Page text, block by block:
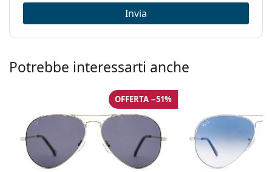
Invia
Potrebbe interessarti anche
OFFERTA −51%